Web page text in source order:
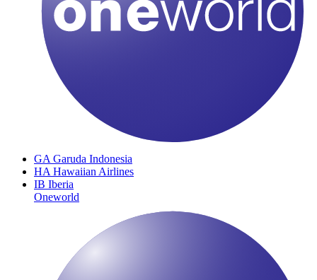
GA Garuda Indonesia
HA Hawaiian Airlines
IB Iberia
Oneworld